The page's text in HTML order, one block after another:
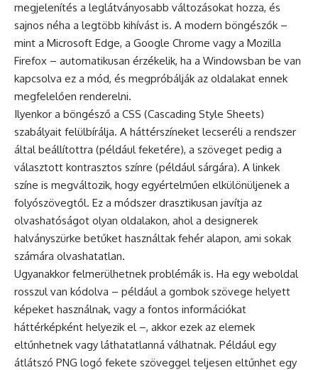
megjelenítés a leglátványosabb változásokat hozza, és
sajnos néha a legtöbb kihívást is. A modern böngészők –
mint a Microsoft Edge, a Google Chrome vagy a Mozilla
Firefox – automatikusan érzékelik, ha a Windowsban be van
kapcsolva ez a mód, és megpróbálják az oldalakat ennek
megfelelően renderelni.
Ilyenkor a böngésző a CSS (Cascading Style Sheets)
szabályait felülbírálja. A háttérszíneket lecseréli a rendszer
által beállítottra (például feketére), a szöveget pedig a
választott kontrasztos színre (például sárgára). A linkek
színe is megváltozik, hogy egyértelműen elkülönüljenek a
folyószövegtől. Ez a módszer drasztikusan javítja az
olvashatóságot olyan oldalakon, ahol a designerek
halványszürke betűket használtak fehér alapon, ami sokak
számára olvashatatlan.
Ugyanakkor felmerülhetnek problémák is. Ha egy weboldal
rosszul van kódolva – például a gombok szövege helyett
képeket használnak, vagy a fontos információkat
háttérképként helyezik el –, akkor ezek az elemek
eltűnhetnek vagy láthatatlanná válhatnak. Például egy
átlátszó PNG logó fekete szöveggel teljesen eltűnhet egy